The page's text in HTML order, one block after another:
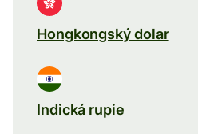
Hongkongský dolar
Indická rupie